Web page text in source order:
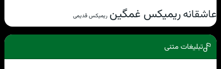
عاشقانهریمیکس غمگین ریمیکس قدیمی
تبلیغات متنی